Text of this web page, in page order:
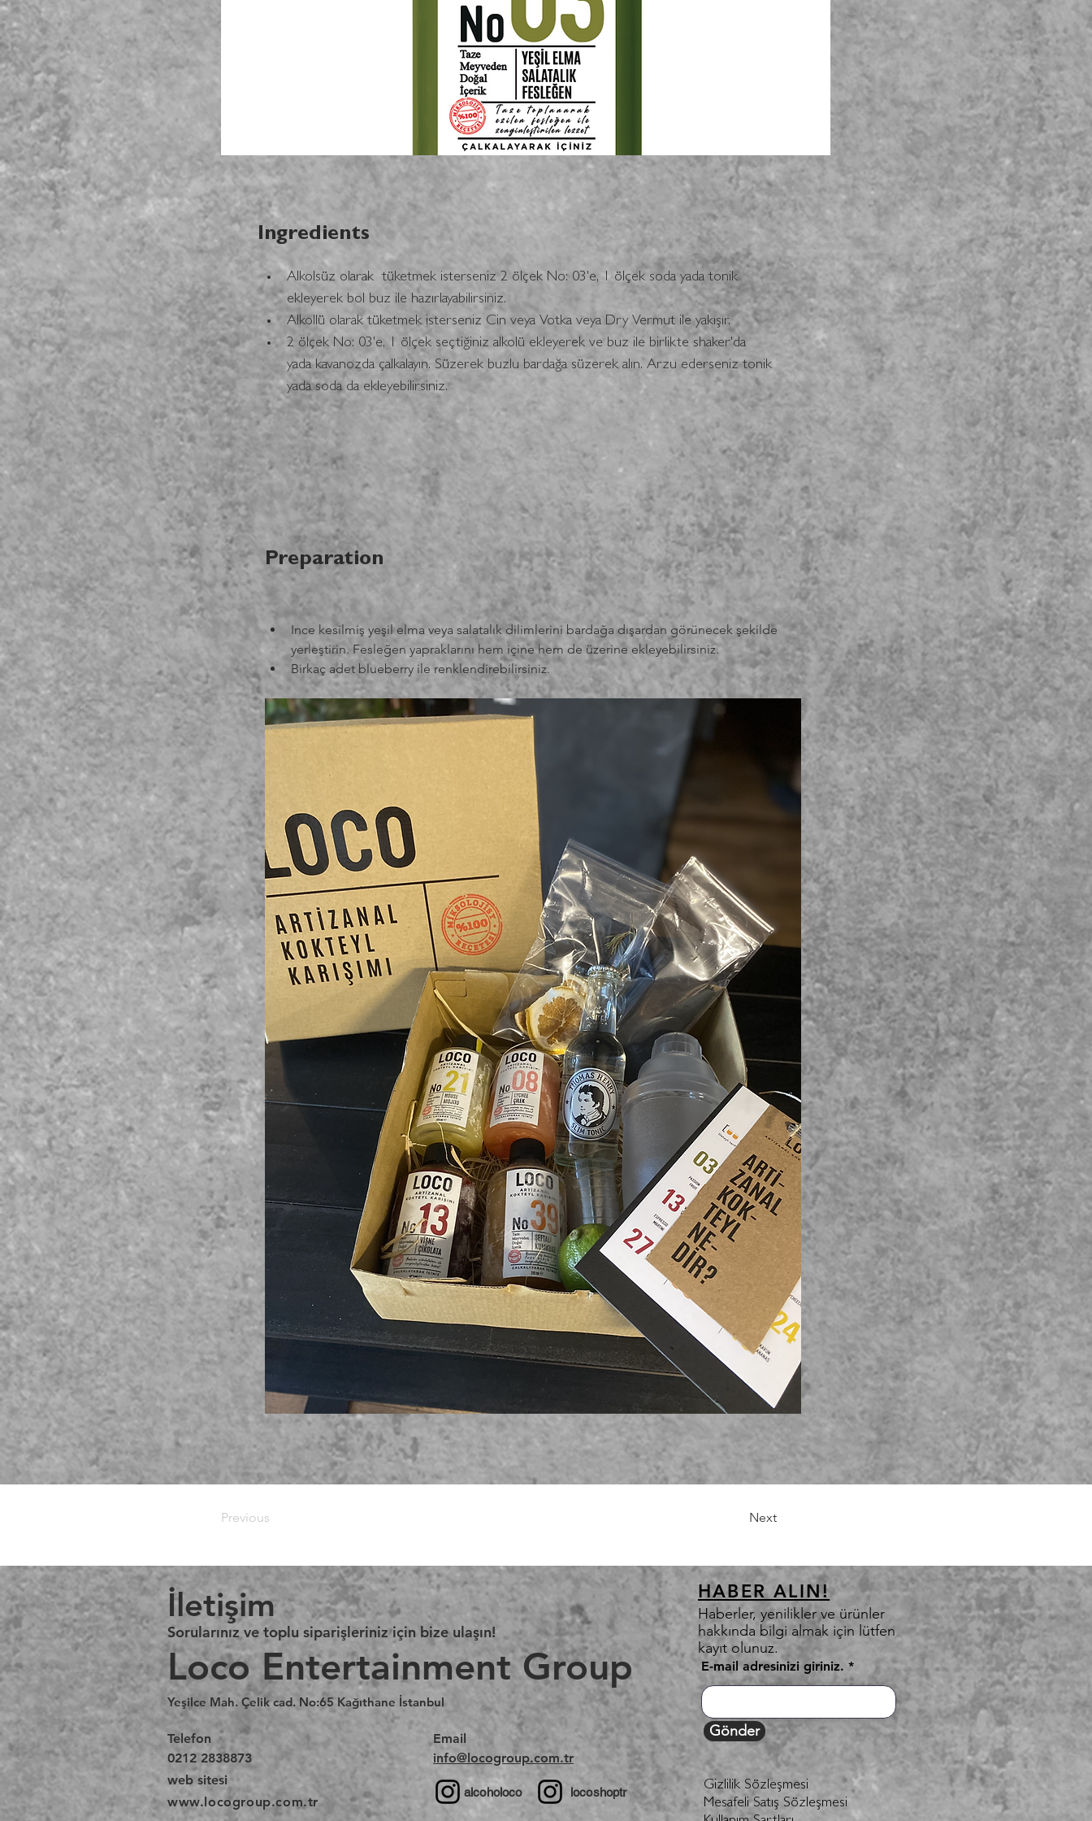
Ingredients
Alkolsüz olarak  tüketmek isterseniz 2 ölçek No: 03'e, 1 ölçek soda yada tonik
ekleyerek bol buz ile hazırlayabilirsiniz.
Alkollü olarak tüketmek isterseniz Cin veya Votka veya Dry Vermut ile yakışır.
2 ölçek No: 03'e, 1 ölçek seçtiğiniz alkolü ekleyerek ve buz ile birlikte shaker'da
yada kavanozda çalkalayın. Süzerek buzlu bardağa süzerek alın. Arzu ederseniz tonik
yada soda da ekleyebilirsiniz.
Preparation
Ince kesilmiş yeşil elma veya salatalık dilimlerini bardağa dışardan görünecek şekilde
yerleştirin. Fesleğen yapraklarını hem içine hem de üzerine ekleyebilirsiniz.
Birkaç adet blueberry ile renklendirebilirsiniz.
Previous Next
İletişim
Sorularınız ve toplu siparişleriniz için bize ulaşın!
Loco Entertainment Group
Yeşilce Mah. Çelik cad. No:65 Kağıthane İstanbul
Telefon
0212 2838873
web sitesi
www.locogroup.com.tr
Email
info@locogroup.com.tr
alcoholoco locoshoptr
HABER ALIN!
Haberler, yenilikler ve ürünler
hakkında bilgi almak için lütfen
kayıt olunuz.
E-mail adresinizi giriniz.
Gönder
Gizlilik Sözleşmesi
Mesafeli Satış Sözleşmesi